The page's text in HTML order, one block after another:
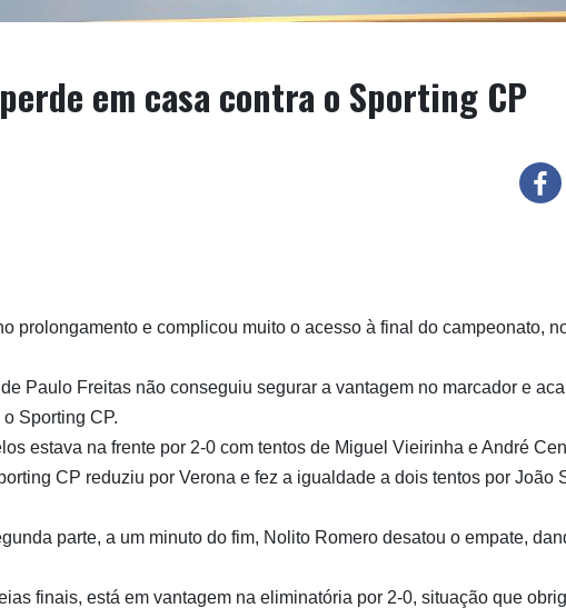
em casa contra o Sporting CP
prolongamento e complicou muito o acesso à final do campeonato,
Paulo Freitas não conseguiu segurar a vantagem no marcador e
Sporting CP.
estava na frente por 2-0 com tentos de Miguel Vieirinha e André
CP reduziu por Verona e fez a igualdade a dois tentos por João
parte, a um minuto do fim, Nolito Romero desatou o empate,
finais, está em vantagem na eliminatória por 2-0, situação que